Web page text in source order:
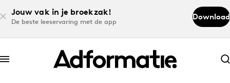
Jouw vak in je broekzak!
De beste leeservaring met de app
Download
Abonneer nu
Abonneer nu